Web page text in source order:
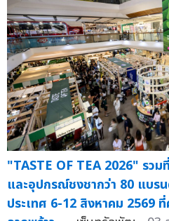
"TASTE OF TEA 2026" รวม
และอุปกรณ์ชงชากว่า 80 แบร
ประเทศ 6-12 สิงหาคม 2569